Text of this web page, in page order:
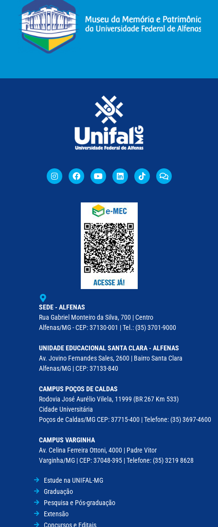
SEDE - ALFENAS
Rua Gabriel Monteiro da Silva, 700 | Centro
Alfenas/MG - CEP: 37130-001 | Tel.: (35) 3701-9000
UNIDADE EDUCACIONAL SANTA CLARA - ALFENAS
Av. Jovino Fernandes Sales, 2600 | Bairro Santa Clara
Alfenas/MG | CEP: 37133-840
CAMPUS POÇOS DE CALDAS
Rodovia José Aurélio Vilela, 11999 (BR 267 Km 533)
Cidade Universitária
Poços de Caldas/MG CEP: 37715-400 | Telefone: (35) 3697-4600
CAMPUS VARGINHA
Av. Celina Ferreira Ottoni, 4000 | Padre Vitor
Varginha/MG | CEP: 37048-395 | Telefone: (35) 3219 8628
Estude na UNIFAL-MG
Graduação
Pesquisa e Pós-graduação
Extensão
Concursos e Editais